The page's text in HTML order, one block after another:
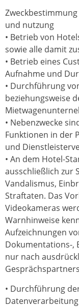
und nutzung
• Betrieb von
sowie alle damit
• Betrieb eines
Aufnahme und
• Durchführung
beziehungsweise
• Nebenzwecke
Funktionen in der
und
• An dem Hotel-
ausschließlich zur
Vandalismus,
Straftaten. Das
Videokameras
Warnhinweise
Aufzeichnungen
Dokumentations-,
nur nach
• Durchführung